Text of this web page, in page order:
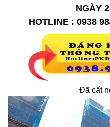
NGÀY
HOTLINE : 0938
Đã cất